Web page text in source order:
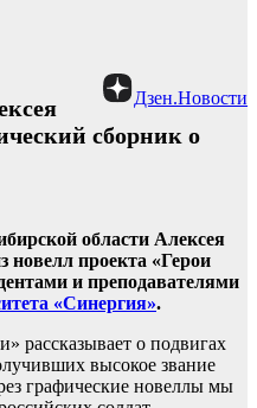
Дзен.Новости
сборник о
области Алексея
проекта «Герои
и преподавателями
«Синергия».
рассказывает о подвигах
высокое звание
графические новеллы мы